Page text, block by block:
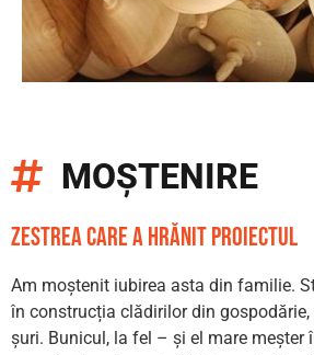
MOȘTENIRE
zestrea care a hrănit proiectul
Am moștenit iubirea asta din familie.
în construcția clădirilor din gospodărie,
șuri. Bunicul, la fel – și el mare meșter